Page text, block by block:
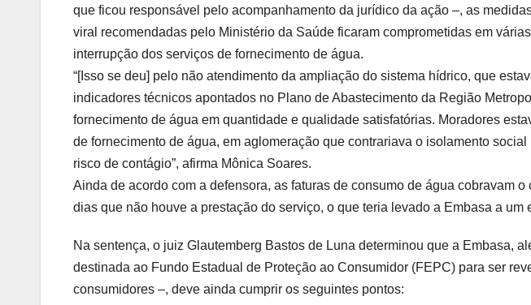
que ficou responsável pelo acompanhamento da jurídico da ação –, as
viral recomendadas pelo Ministério da Saúde ficaram comprometidas em
interrupção dos serviços de fornecimento de água.
“[Isso se deu] pelo não atendimento da ampliação do sistema hídrico, que
indicadores técnicos apontados no Plano de Abastecimento da Região
fornecimento de água em quantidade e qualidade satisfatórias. Moradores
de fornecimento de água, em aglomeração que contrariava o isolamento
risco de contágio”, afirma Mônica Soares.
Ainda de acordo com a defensora, as faturas de consumo de água cobravam
dias que não houve a prestação do serviço, o que teria levado a Embasa a um
Na sentença, o juiz Glautemberg Bastos de Luna determinou que a Embasa,
destinada ao Fundo Estadual de Proteção ao Consumidor (FEPC) para ser
consumidores –, deve ainda cumprir os seguintes pontos: